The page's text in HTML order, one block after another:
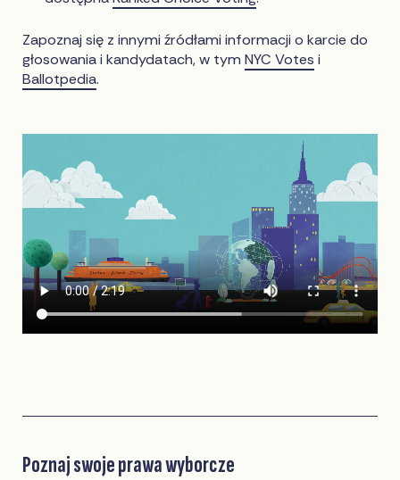
Zapoznaj się z innymi źródłami informacji o karcie do
głosowania i kandydatach, w tymNYC Votes i
Ballotpedia.
Poznaj swoje prawa wyborcze